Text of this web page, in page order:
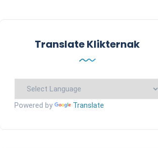
Translate Klikternak
Powered by Translate